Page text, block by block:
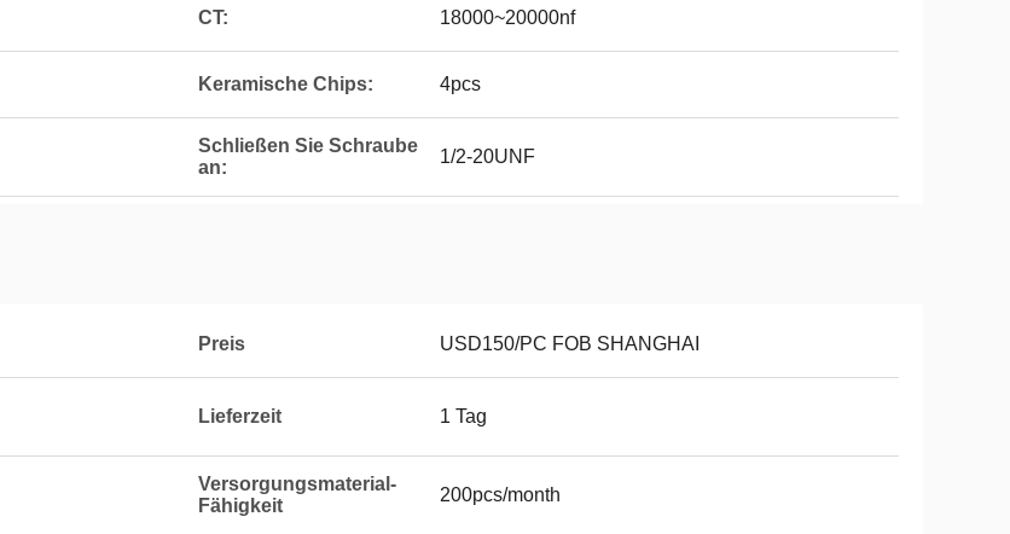
CT: 18000~20000nf
Keramische Chips: 4pcs
Schließen Sie Schraube
an:
1/2-20UNF
Preis USD150/PC FOB SHANGHAI
Lieferzeit 1 Tag
Versorgungsmaterial-
Fähigkeit
200pcs/month